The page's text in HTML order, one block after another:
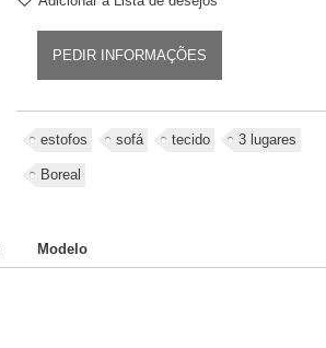
PEDIR INFORMAÇÕES
estofos sofá tecido 3 lugares
Boreal
Modelo